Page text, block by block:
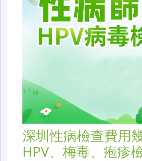
深圳性病檢查費用
HPV、梅毒、疱疹